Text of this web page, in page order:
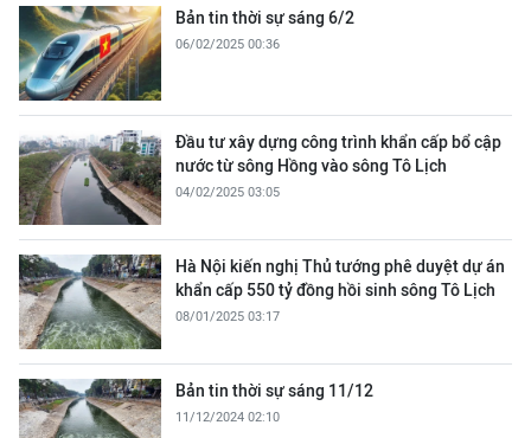
Bản tin thời sự sáng 6/2
06/02/2025 00:36
Đầu tư xây dựng công trình khẩn cấp bổ cập
nước từ sông Hồng vào sông Tô Lịch
04/02/2025 03:05
Hà Nội kiến nghị Thủ tướng phê duyệt dự án
khẩn cấp 550 tỷ đồng hồi sinh sông Tô Lịch
08/01/2025 03:17
Bản tin thời sự sáng 11/12
11/12/2024 02:10